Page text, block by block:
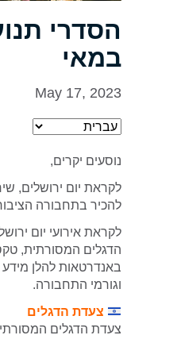
במאי
May 17, 2023
נוסעים יקרים,
להכיר בתחבורה
לקראת אירועי יום
הדגלים המסורתית,
באנדרטאות להלן
וגורמי התחבורה.
צעדת הדגלים
צעדת הדגלים